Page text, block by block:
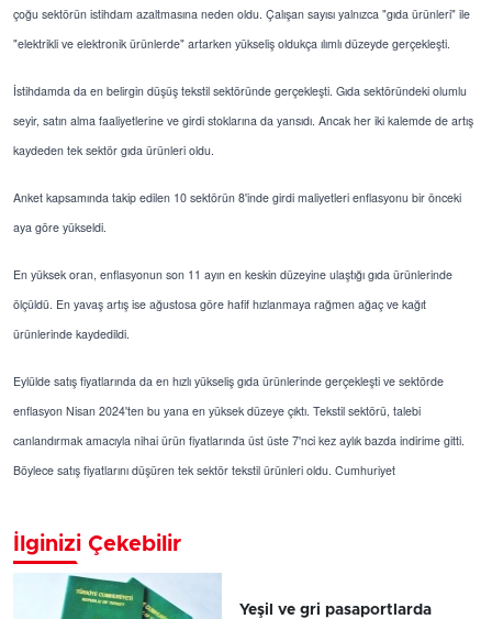
çoğu sektörün istihdam azaltmasına neden oldu. Çalışan sayısı yalnızca "gıda ürünleri" ile
"elektrikli ve elektronik ürünlerde" artarken yükseliş oldukça ılımlı düzeyde gerçekleşti.
İstihdamda da en belirgin düşüş tekstil sektöründe gerçekleşti. Gıda sektöründeki olumlu
seyir, satın alma faaliyetlerine ve girdi stoklarına da yansıdı. Ancak her iki kalemde de artış
kaydeden tek sektör gıda ürünleri oldu.
Anket kapsamında takip edilen 10 sektörün 8'inde girdi maliyetleri enflasyonu bir önceki
aya göre yükseldi.
En yüksek oran, enflasyonun son 11 ayın en keskin düzeyine ulaştığı gıda ürünlerinde
ölçüldü. En yavaş artış ise ağustosa göre hafif hızlanmaya rağmen ağaç ve kağıt
ürünlerinde kaydedildi.
Eylülde satış fiyatlarında da en hızlı yükseliş gıda ürünlerinde gerçekleşti ve sektörde
enflasyon Nisan 2024'ten bu yana en yüksek düzeye çıktı. Tekstil sektörü, talebi
canlandırmak amacıyla nihai ürün fiyatlarında üst üste 7'nci kez aylık bazda indirime gitti.
Böylece satış fiyatlarını düşüren tek sektör tekstil ürünleri oldu. Cumhuriyet
İlginizi Çekebilir
Yeşil ve gri pasaportlarda